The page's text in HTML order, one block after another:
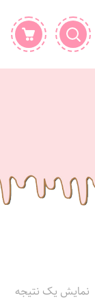
نمایش یک نتیجه